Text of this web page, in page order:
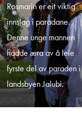
Rosmarin er eit viktig
innslag i paradane.
Denne unge mannen
hadde æra av å leie
fyrste del av paraden i
landsbyen Jalubi.